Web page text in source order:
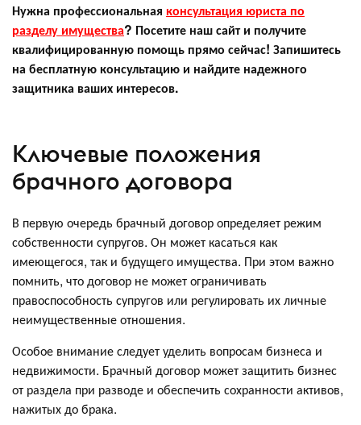
Нужна профессиональная консультация юриста по
разделу имущества? Посетите наш сайт и получите
квалифицированную помощь прямо сейчас! Запишитесь
на бесплатную консультацию и найдите надежного
защитника ваших интересов.
Ключевые положения
брачного договора
В первую очередь брачный договор определяет режим
собственности супругов. Он может касаться как
имеющегося, так и будущего имущества. При этом важно
помнить, что договор не может ограничивать
правоспособность супругов или регулировать их личные
неимущественные отношения.
Особое внимание следует уделить вопросам бизнеса и
недвижимости. Брачный договор может защитить бизнес
от раздела при разводе и обеспечить сохранности активов,
нажитых до брака.